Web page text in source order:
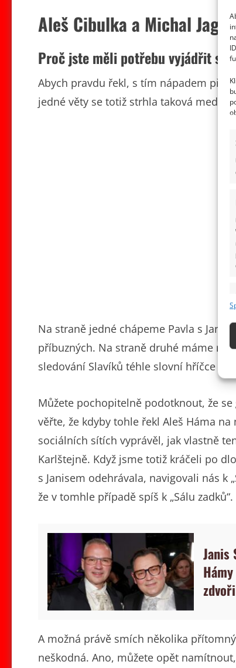
Aleš Cibulka a Michal
Proč jste měli potřebu vyjádřit se
Abych pravdu řekl, s tím nápadem
jedné věty se totiž strhla taková
Na straně jedné chápeme Pavla s
příbuzných. Na straně druhé máme
sledování Slavíků téhle slovní hříčce
Můžete pochopitelně podotknout, že
věřte, že kdyby tohle řekl Aleš Háma
sociálních sítích vyprávěl, jak vlastně
Karlštejně. Když jsme totiž kráčeli po
s Janisem odehrávala, navigovali nás k
že v tomhle případě spíš k „Sálu zadků“.
Janis
A možná právě smích několika
neškodná. Ano, můžete opět